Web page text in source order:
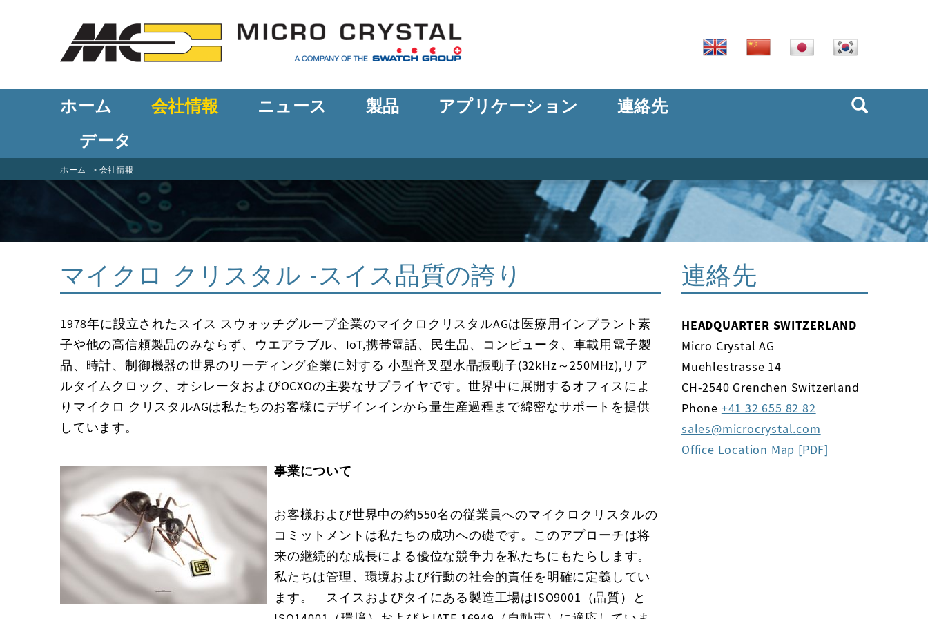
ホーム 会社情報 ニュース 製品 アプリケーション
連絡先
データ
ホーム 会社情報
マイクロ クリスタル -スイス品質の誇り
1978年に設立されたスイス スウォッチグループ企業のマイクロクリスタルAGは医療用インプラント素
子や他の高信頼製品のみならず、ウエアラブル、IoT,携帯電話、民生品、コンピュータ、車載用電子製
品、時計、制御機器の世界のリーディング企業に対する 小型音叉型水晶振動子(32kHz～250MHz),リア
ルタイムクロック、オシレータおよびOCXOの主要なサプライヤです。世界中に展開するオフィスによ
りマイクロ クリスタルAGは私たちのお客様にデザインインから量生産過程まで綿密なサポートを提供
しています。
事業について
お客様および世界中の約550名の従業員へのマイクロクリスタルの
コミットメントは私たちの成功への礎です。このアプローチは将
来の継続的な成長による優位な競争力を私たちにもたらします。
私たちは管理、環境および行動の社会的責任を明確に定義してい
ます。 スイスおよびタイにある製造工場はISO9001（品質）と
連絡先
HEADQUARTER SWITZERLAND
Micro Crystal AG
Muehlestrasse 14
CH-2540 Grenchen Switzerland
Phone +41 32 655 82 82
sales
microcrystal com
Office Location Map [PDF]